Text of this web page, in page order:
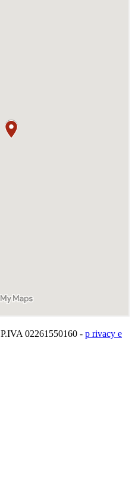
P.IVA 02261550160 - p rivacy e